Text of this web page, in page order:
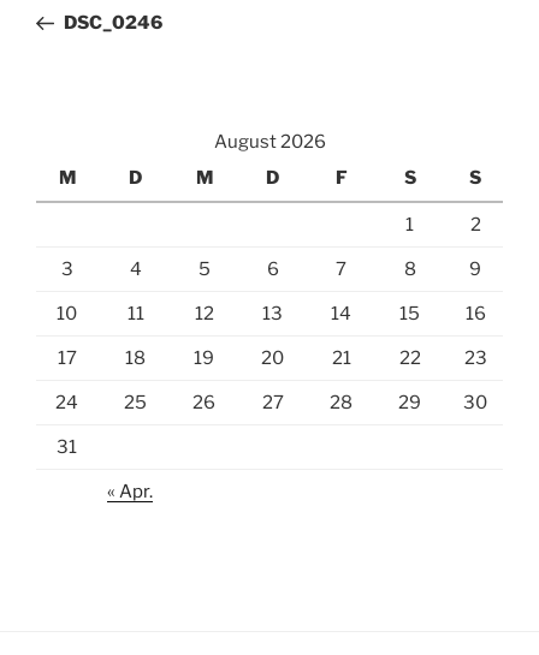
Beitrag
DSC_0246
August 2026
M
D M D F S S
1 2
3 4 5 6 7 8 9
10 11 12 13 14 15 16
17 18 19 20 21 22 23
24 25 26 27 28 29 30
31
« Apr.